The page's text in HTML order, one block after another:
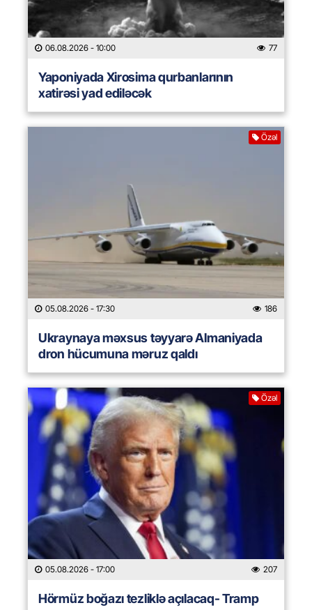
06.08.2026 - 10:00 77
Yaponiyada Xirosima qurbanlarının
xatirəsi yad ediləcək
Özəl
05.08.2026 - 17:30 186
Ukraynaya məxsus təyyarə Almaniyada
dron hücumuna məruz qaldı
Özəl
05.08.2026 - 17:00 207
Hörmüz boğazı tezliklə açılacaq- Tramp